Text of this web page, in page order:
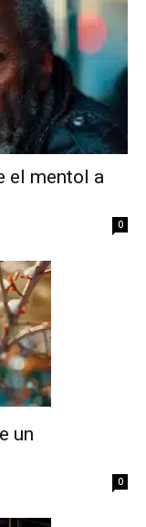
el mentol a
0
un
0